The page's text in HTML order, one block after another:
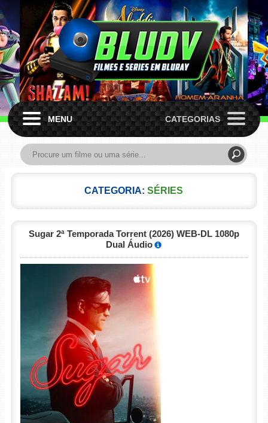
MENU CATEGORIAS
CATEGORIA:SÉRIES
Sugar 2ª Temporada Torrent (2026) WEB-DL 1080p
Dual Áudio